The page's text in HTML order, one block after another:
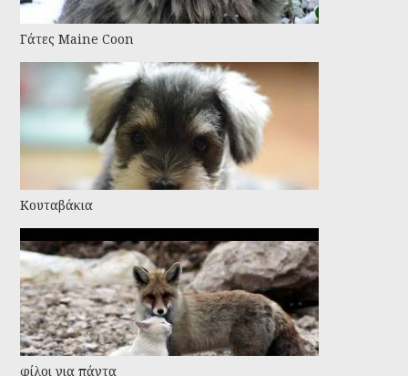
Γάτες Maine Coon
Κουταβάκια
φίλοι για πάντα